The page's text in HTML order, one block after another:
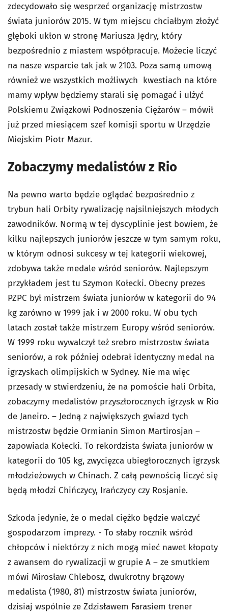
zdecydowało się wesprzeć organizację mistrzostw
świata juniorów 2015. W tym miejscu chciałbym złożyć
głęboki ukłon w stronę Mariusza Jędry, który
bezpośrednio z miastem współpracuje. Możecie liczyć
na nasze wsparcie tak jak w 2103. Poza samą umową
również we wszystkich możliwych kwestiach na które
mamy wpływ będziemy starali się pomagać i ulżyć
Polskiemu Związkowi Podnoszenia Ciężarów – mówił
już przed miesiącem szef komisji sportu w Urzędzie
Miejskim Piotr Mazur.
Zobaczymy medalistów z Rio
Na pewno warto będzie oglądać bezpośrednio z
trybun hali Orbity rywalizację najsilniejszych młodych
zawodników. Normą w tej dyscyplinie jest bowiem, że
kilku najlepszych juniorów jeszcze w tym samym roku,
w którym odnosi sukcesy w tej kategorii wiekowej,
zdobywa także medale wśród seniorów. Najlepszym
przykładem jest tu Szymon Kołecki. Obecny prezes
PZPC był mistrzem świata juniorów w kategorii do 94
kg zarówno w 1999 jak i w 2000 roku. W obu tych
latach został także mistrzem Europy wśród seniorów.
W 1999 roku wywalczył też srebro mistrzostw świata
seniorów, a rok później odebrał identyczny medal na
igrzyskach olimpijskich w Sydney. Nie ma więc
przesady w stwierdzeniu, że na pomoście hali Orbita,
zobaczymy medalistów przyszłorocznych igrzysk w Rio
de Janeiro. – Jedną z największych gwiazd tych
mistrzostw będzie Ormianin Simon Martirosjan –
zapowiada Kołecki. To rekordzista świata juniorów w
kategorii do 105 kg, zwycięzca ubiegłorocznych igrzysk
młodzieżowych w Chinach. Z całą pewnością liczyć się
będą młodzi Chińczycy, Irańczycy czy Rosjanie.
Szkoda jedynie, że o medal ciężko będzie walczyć
gospodarzom imprezy. - To słaby rocznik wśród
chłopców i niektórzy z nich mogą mieć nawet kłopoty
z awansem do rywalizacji w grupie A – ze smutkiem
mówi Mirosław Chlebosz, dwukrotny brązowy
medalista (1980, 81) mistrzostw świata juniorów,
dzisiaj wspólnie ze Zdzisławem Farasiem trener